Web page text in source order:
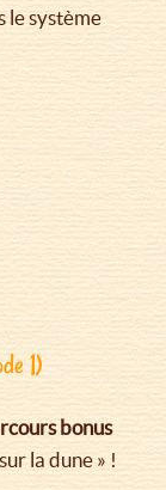
le système
1)
bonus
la dune » !